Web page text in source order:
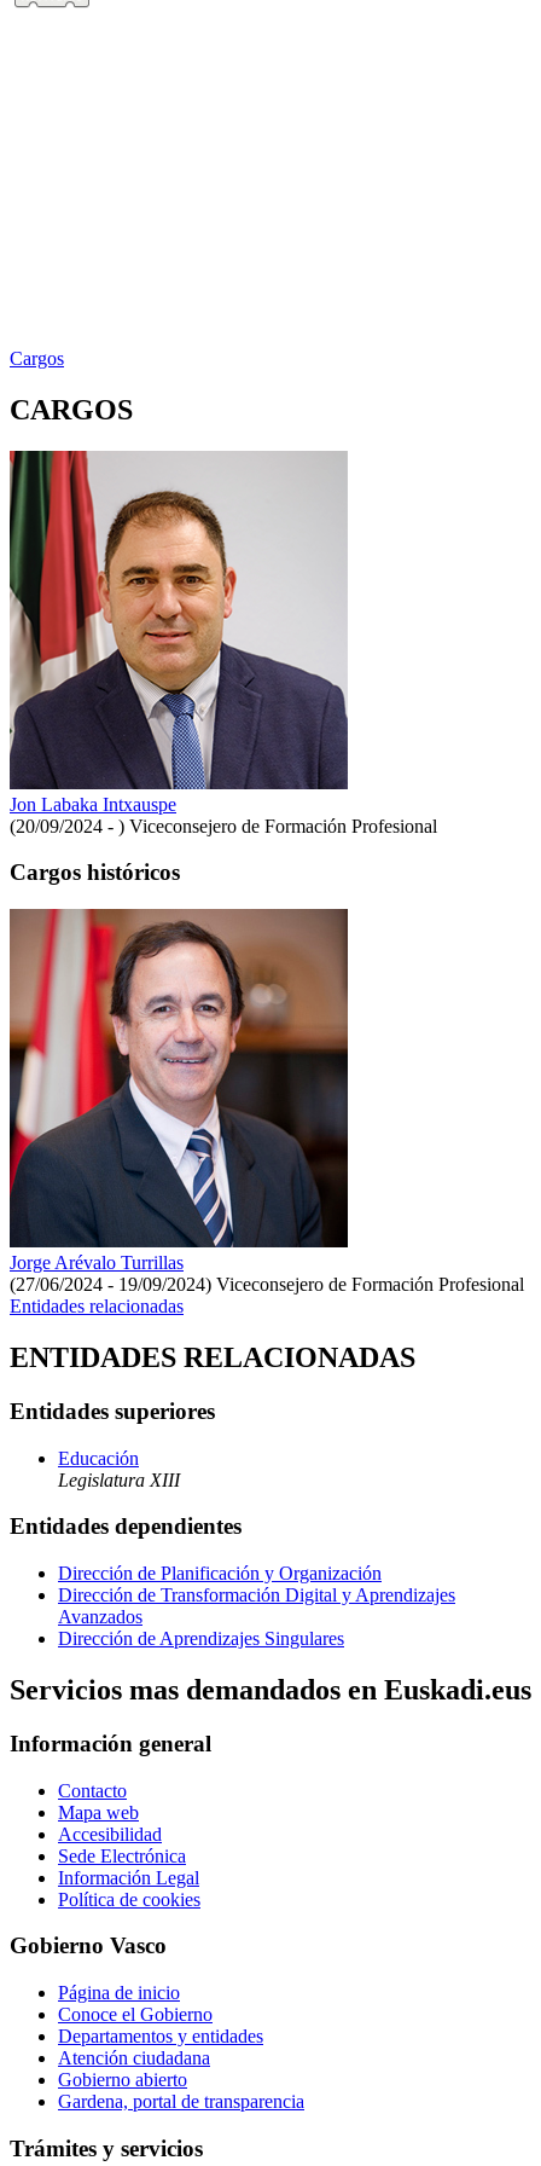
Cargos
CARGOS
Jon Labaka Intxauspe
(20/09/2024 - ) Viceconsejero de Formación Profesional
Cargos históricos
Jorge Arévalo Turrillas
(27/06/2024 - 19/09/2024) Viceconsejero de Formación Profesional
Entidades relacionadas
ENTIDADES RELACIONADAS
Entidades superiores
Educación
Legislatura XIII
Entidades dependientes
Dirección de Planificación y Organización
Dirección de Transformación Digital y Aprendizajes
Avanzados
Dirección de Aprendizajes Singulares
Servicios mas demandados en Euskadi.eus
Información general
Contacto
Mapa web
Accesibilidad
Sede Electrónica
Información Legal
Política de cookies
Gobierno Vasco
Página de inicio
Conoce el Gobierno
Departamentos y entidades
Atención ciudadana
Gobierno abierto
Gardena, portal de transparencia
Trámites y servicios